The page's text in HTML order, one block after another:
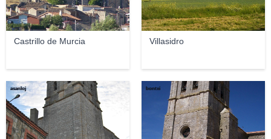
Castrillo de Murcia Villasidro
asanloj bontxi